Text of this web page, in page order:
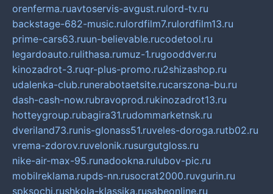
orenferma.ruavtoservis-avgust.rulord-tv.ru
backstage-682-music.rulordfilm7.rulordfilm13.ru
prime-cars63.ruun-believable.rucodetool.ru
legardoauto.rulithasa.rumuz-1.rugooddver.ru
kinozadrot-3.ruqr-plus-promo.ru2shizashop.ru
udalenka-club.runerabotaetsite.rucarszona-bu.ru
dash-cash-now.rubravoprod.rukinozadrot13.ru
hotteygroup.rubagira31.rudommarketnsk.ru
dveriland73.runis-glonass51.ruveles-doroga.rutb02.ru
vrema-zdorov.ruvelonik.rusurgutgloss.ru
nike-air-max-95.runadookna.rulubov-pic.ru
mobilreklama.rupds-nn.rusocrat2000.ruvgurin.ru
spksochi.rushkola-klassika.rusabeonline.ru